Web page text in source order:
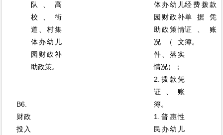
B6.
财政
投入
队、高
校、街
道、村集
体办幼儿
园财政补
助政策。
体办幼儿
园财政补
助政策情
况（文
件、落实
情况）；
2.拨款凭
证、账
簿。
经费拨款
单据凭
证、账
簿。
1.普惠性
民办幼儿